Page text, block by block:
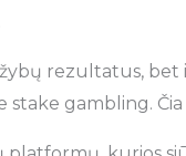
rezultatus,
stake gambling.